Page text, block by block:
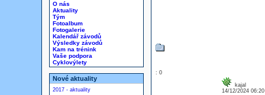
O nás
Aktuality
Tým
Fotoalbum
Fotogalerie
Kalendář závodů
Výsledky závodů
Kam na trénink
Vaše podpora
Cyklovýlety
Nové aktuality
2017 - aktuality
: 0
kajal
14/12/2024